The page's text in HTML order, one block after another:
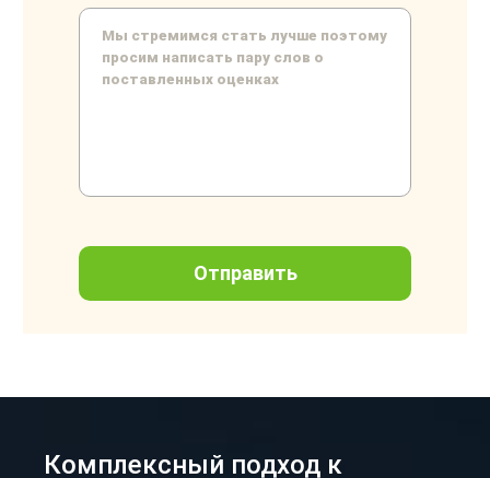
Комплексный подход к